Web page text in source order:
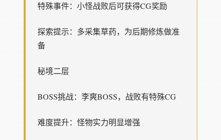
特殊事件：小怪战败后可获得CG奖励
探索提示：多采集草药，为后期修炼做准
备
秘境二层
BOSS挑战：李爽BOSS，战败有特殊CG
难度提升：怪物实力明显增强